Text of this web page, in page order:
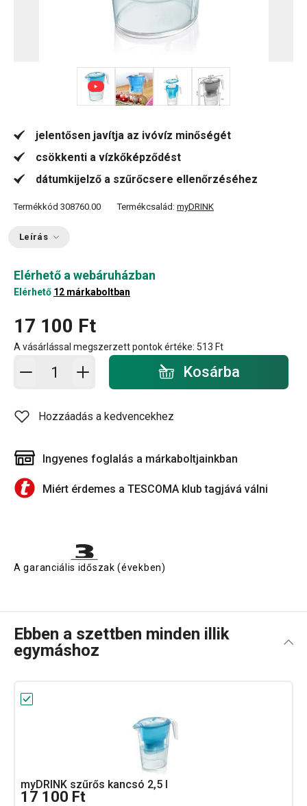
jelentősen javítja az ivóvíz minőségét
csökkenti a vízkőképződést
dátumkijelző a szűrőcsere ellenőrzéséhez
Termékkód 308760.00 Termékcsalád: myDRINK
Leírás
Elérhető a webáruházban
Elérhető 12 márkaboltban
17 100 Ft
A vásárlással megszerzett pontok értéke: 513 Ft
Kosárba - mennyiség Kosárba
Hozzáadás a kedvencekhez
Ingyenes foglalás a márkaboltjainkban
Miért érdemes a TESCOMA klub tagjává válni
A garanciális időszak (években)
Ebben a szettben minden illik
egymáshoz
myDRINK szűrős kancsó 2,5 l
17 100 Ft